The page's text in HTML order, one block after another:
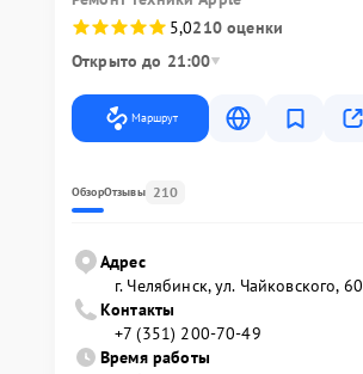
5,0210 оценки
Открыто до 21:00
Маршрут
ОбзорОтзывы 210
Адрес
г. Челябинск, ул. Чайковского, 60
Контакты
+7 (351) 200-70-49
Время работы